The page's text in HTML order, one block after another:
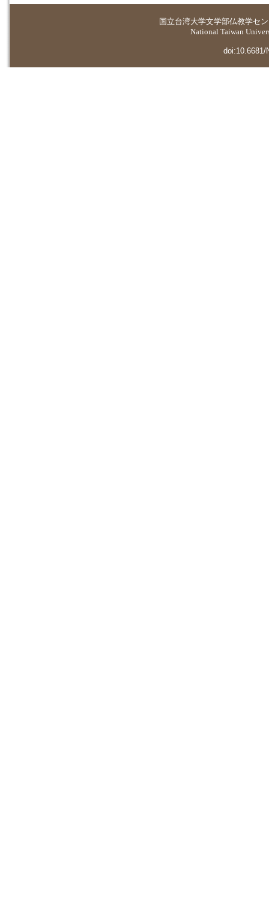
国立台湾大学文学部仏教学セ
National Taiwan
doi:10.6681/